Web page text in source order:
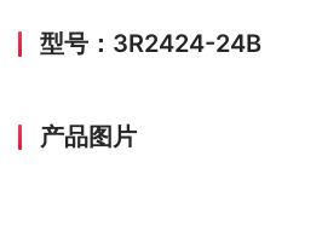
型号：3R2424-24B
产品图片